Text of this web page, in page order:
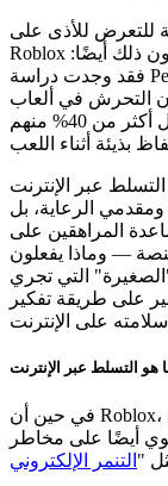
للتعرض للأذى على
Roblox أو أي منصة عبر الإنترنت. والمراهقون يدركون ذلك أيضًا:
فقد وجدت دراسة Pew نفسها أن 80 في المائة من المراهقين الذين
عامًا يعتقدون أن التحرش في ألعاب
الفيديو يمثل مشكلة للأشخاص في سنهم، وقال أكثر من 40% منهم
عبر الإنترنت
ومقدمي الرعاية، بل
المراهقين على
— وماذا يفعلون
التي تجري
على طريقة تفكير
هو التسلط عبر الإنترنت
في حين أن Roblox، مثل أي منصة ألعاب عبر الإنترنت، يمكن أن
أيضًا على مخاطر
" التنمر الإلكتروني